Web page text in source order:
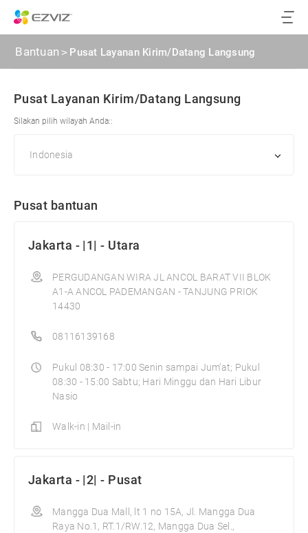
Bantuan > Pusat Layanan Kirim/Datang Langsung
Pusat Layanan Kirim/Datang Langsung
Silakan pilih wilayah Anda::
Pusat bantuan
Jakarta - |1| - Utara
PERGUDANGAN WIRA JL ANCOL BARAT VII BLOK
A1-A ANCOL PADEMANGAN - TANJUNG PRIOK
14430
08116139168
Pukul 08:30 - 17:00 Senin sampai Jum’at; Pukul
08:30 - 15:00 Sabtu; Hari Minggu dan Hari Libur
Nasio
Walk-in | Mail-in
Jakarta - |2| - Pusat
Mangga Dua Mall, lt 1 no 15A, Jl. Mangga Dua
Raya No.1, RT.1/RW.12, Mangga Dua Sel.,